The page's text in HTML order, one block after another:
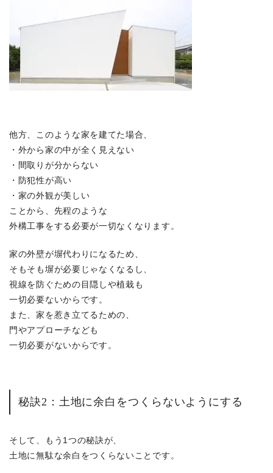
他方、このような家を建てた場合、
・外から家の中が全く見えない
・間取りが分からない
・防犯性が高い
・家の外観が美しい
ことから、先程のような
外構工事をする必要が一切なくなります。
家の外壁が塀代わりになるため、
そもそも塀が必要じゃなくなるし、
視線を防ぐための目隠しや植栽も
一切必要ないからです。
また、家を惹き立てるための、
門やアプローチなども
一切必要がないからです。
秘訣2：土地に余白をつくらないようにする
そして、もう1つの秘訣が、
土地に無駄な余白をつくらないことです。